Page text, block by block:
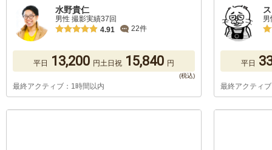
水野貴仁
男性 撮影実績37回
4.91
22件
平日 13,200 円土日祝 15,840 円
最終アクティブ：1時間以内
平日
最終アクティ